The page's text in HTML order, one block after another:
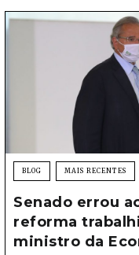
BLOG MAIS RECENTES
Senado errou
reforma
ministro da